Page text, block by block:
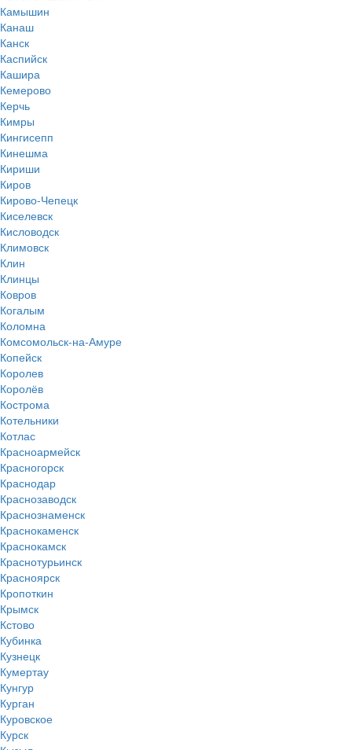
Камышин
Канаш
Канск
Каспийск
Кашира
Кемерово
Керчь
Кимры
Кингисепп
Кинешма
Кириши
Киров
Кирово-Чепецк
Киселевск
Кисловодск
Климовск
Клин
Клинцы
Ковров
Когалым
Коломна
Комсомольск-на-Амуре
Копейск
Королев
Королёв
Кострома
Котельники
Котлас
Красноармейск
Красногорск
Краснодар
Краснозаводск
Краснознаменск
Краснокаменск
Краснокамск
Краснотурьинск
Красноярск
Кропоткин
Крымск
Кстово
Кубинка
Кузнецк
Кумертау
Кунгур
Курган
Куровское
Курск